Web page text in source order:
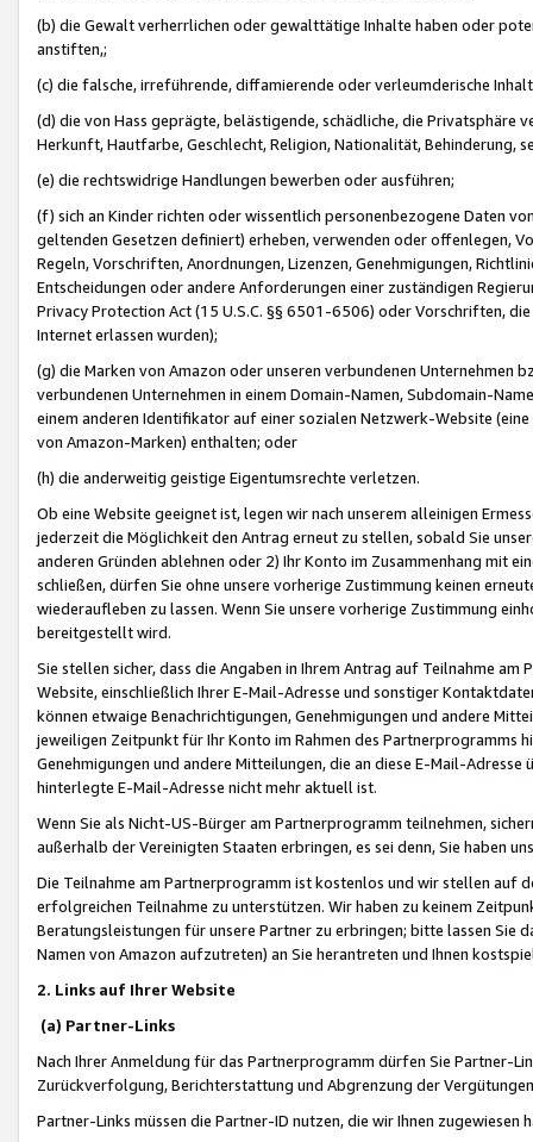
(b) die Gewalt verherrlichen oder gewalttätige Inhalte haben oder
anstiften,;
(c) die falsche, irreführende, diffamierende oder verleumderische
(d) die von Hass geprägte, belästigende, schädliche, die Privatsphäre
Herkunft, Hautfarbe, Geschlecht, Religion, Nationalität, Behinderung,
(e) die rechtswidrige Handlungen bewerben oder ausführen;
(f) sich an Kinder richten oder wissentlich personenbezogene Daten
geltenden Gesetzen definiert) erheben, verwenden oder offenlegen,
Regeln, Vorschriften, Anordnungen, Lizenzen, Genehmigungen,
Entscheidungen oder andere Anforderungen einer zuständigen
Privacy Protection Act (15 U.S.C. §§ 6501-6506) oder Vorschriften,
Internet erlassen wurden);
(g) die Marken von Amazon oder unseren verbundenen Unternehmen
verbundenen Unternehmen in einem Domain-Namen, Subdomain-
einem anderen Identifikator auf einer sozialen Netzwerk-Website
von Amazon-Marken) enthalten; oder
(h) die anderweitig geistige Eigentumsrechte verletzen.
Ob eine Website geeignet ist, legen wir nach unserem alleinigen
jederzeit die Möglichkeit den Antrag erneut zu stellen, sobald Sie
anderen Gründen ablehnen oder 2) Ihr Konto im Zusammenhang mit
schließen, dürfen Sie ohne unsere vorherige Zustimmung keinen
wiederaufleben zu lassen. Wenn Sie unsere vorherige Zustimmung
bereitgestellt wird.
Sie stellen sicher, dass die Angaben in Ihrem Antrag auf Teilnahme
Website, einschließlich Ihrer E-Mail-Adresse und sonstiger
können etwaige Benachrichtigungen, Genehmigungen und andere
jeweiligen Zeitpunkt für Ihr Konto im Rahmen des Partnerprogramms
Genehmigungen und andere Mitteilungen, die an diese E-Mail-
hinterlegte E-Mail-Adresse nicht mehr aktuell ist.
Wenn Sie als Nicht-US-Bürger am Partnerprogramm teilnehmen,
außerhalb der Vereinigten Staaten erbringen, es sei denn, Sie haben
Die Teilnahme am Partnerprogramm ist kostenlos und wir stellen auf
erfolgreichen Teilnahme zu unterstützen. Wir haben zu keinem
Beratungsleistungen für unsere Partner zu erbringen; bitte lassen Sie
Namen von Amazon aufzutreten) an Sie herantreten und Ihnen
2. Links auf Ihrer Website
(a) Partner-Links
Nach Ihrer Anmeldung für das Partnerprogramm dürfen Sie Partner-
Zurückverfolgung, Berichterstattung und Abgrenzung der
Partner-Links müssen die Partner-ID nutzen, die wir Ihnen zugewiesen